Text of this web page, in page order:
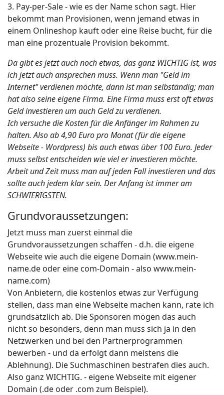
3. Pay-per-Sale - wie es der Name schon sagt. Hier
bekommt man Provisionen, wenn jemand etwas in
einem Onlineshop kauft oder eine Reise bucht, für die
man eine prozentuale Provision bekommt.
Da gibt es jetzt auch noch etwas, das ganz WICHTIG ist, was
ich jetzt auch ansprechen muss. Wenn man "Geld im
Internet" verdienen möchte, dann ist man selbständig; man
hat also seine eigene Firma. Eine Firma muss erst oft etwas
Geld investieren um auch Geld zu verdienen.
Ich versuche die Kosten für die Anfänger im Rahmen zu
halten. Also ab 4,90 Euro pro Monat (für die eigene
Webseite - Wordpress) bis auch etwas über 100 Euro. Jeder
muss selbst entscheiden wie viel er investieren möchte.
Arbeit und Zeit muss man auf jeden Fall investieren und das
sollte auch jedem klar sein. Der Anfang ist immer am
SCHWIERIGSTEN.
Grundvoraussetzungen:
Jetzt muss man zuerst einmal die
Grundvoraussetzungen schaffen - d.h. die eigene
Webseite wie auch die eigene Domain (www.mein-
name.de oder eine com-Domain - also www.mein-
name.com)
Von Anbietern, die kostenlos etwas zur Verfügung
stellen, dass man eine Webseite machen kann, rate ich
grundsätzlich ab. Die Sponsoren mögen das auch
nicht so besonders, denn man muss sich ja in den
Netzwerken und bei den Partnerprogrammen
bewerben - und da erfolgt dann meistens die
Ablehnung). Die Suchmaschinen bestrafen dies auch.
Also ganz WICHTIG. - eigene Webseite mit eigener
Domain (.de oder .com zum Beispiel).